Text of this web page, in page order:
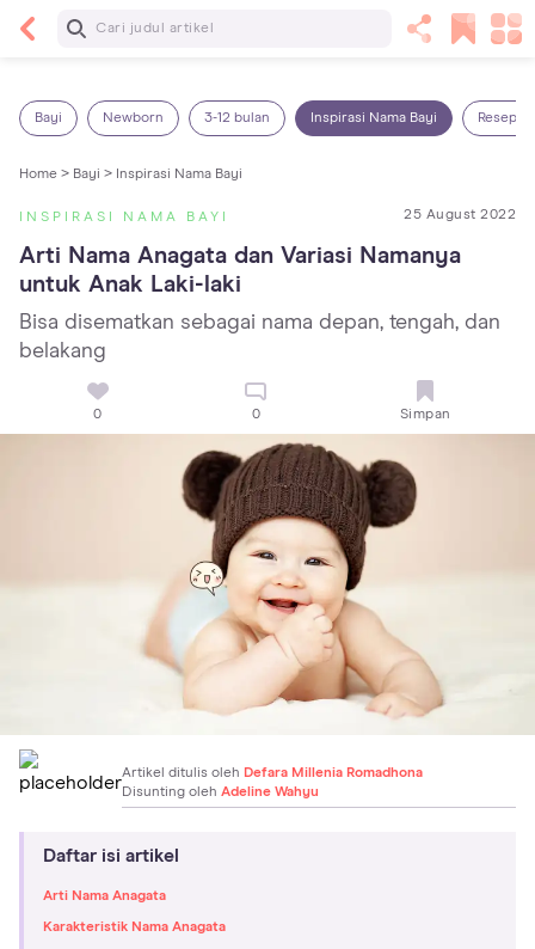
Baca Selanjutnya
Bayi Newborn 3-12 bulan Inspirasi Nama Bayi Resep
Home > Bayi > Inspirasi Nama Bayi
INSPIRASI NAMA BAYI 25 August 2022
Arti Nama Anagata dan Variasi Namanya
untuk Anak Laki-laki
Bisa disematkan sebagai nama depan, tengah, dan
belakang
0 0 Simpan
Artikel ditulis oleh Defara Millenia Romadhona
Disunting oleh Adeline Wahyu
Daftar isi artikel
Arti Nama Anagata
Karakteristik Nama Anagata